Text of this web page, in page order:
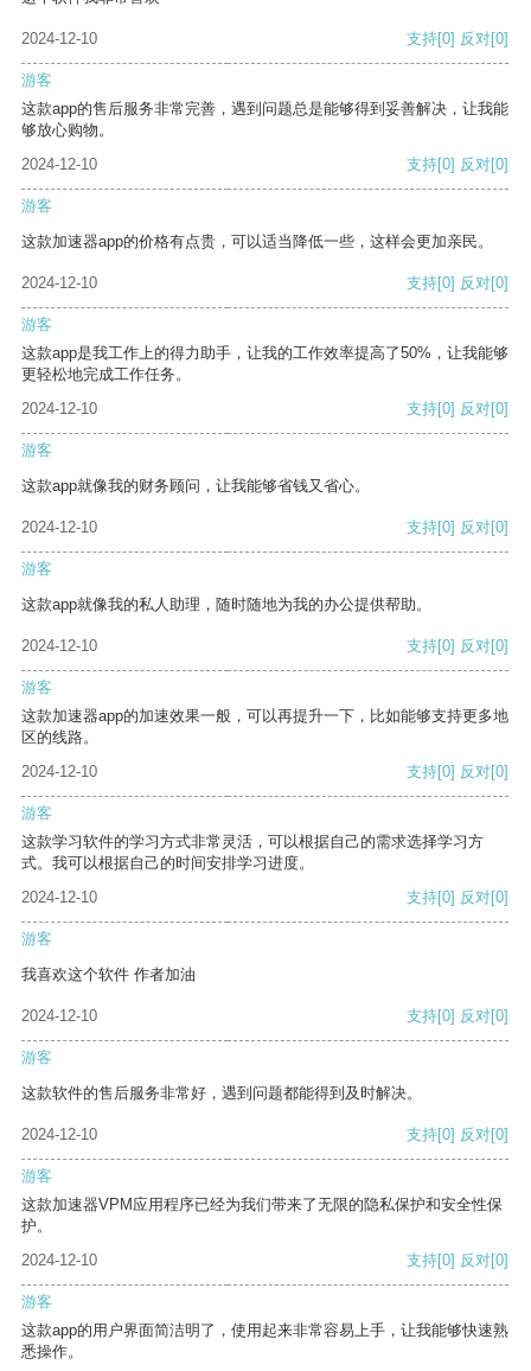
2024-12-10 支持[0] 反对[0]
游客
这款app的售后服务非常完善，遇到问题总是能够得到妥善解决，让我能
够放心购物。
2024-12-10
支持[0] 反对[0]
游客
这款加速器app的价格有点贵，可以适当降低一些，这样会更加亲民。
2024-12-10 支持[0] 反对[0]
游客
这款app是我工作上的得力助手，让我的工作效率提高了50%，让我能够
更轻松地完成工作任务。
2024-12-10
支持[0] 反对[0]
游客
这款app就像我的财务顾问，让我能够省钱又省心。
2024-12-10 支持[0] 反对[0]
游客
这款app就像我的私人助理，随时随地为我的办公提供帮助。
2024-12-10 支持[0] 反对[0]
游客
这款加速器app的加速效果一般，可以再提升一下，比如能够支持更多地
区的线路。
2024-12-10
支持[0] 反对[0]
游客
这款学习软件的学习方式非常灵活，可以根据自己的需求选择学习方
式。我可以根据自己的时间安排学习进度。
2024-12-10
支持[0] 反对[0]
游客
我喜欢这个软件 作者加油
2024-12-10 支持[0] 反对[0]
游客
这款软件的售后服务非常好，遇到问题都能得到及时解决。
2024-12-10 支持[0] 反对[0]
游客
这款加速器VPM应用程序已经为我们带来了无限的隐私保护和安全性保
护。
2024-12-10
支持[0] 反对[0]
游客
这款app的用户界面简洁明了，使用起来非常容易上手，让我能够快速熟
悉操作。